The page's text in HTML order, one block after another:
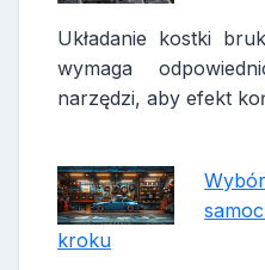
Układanie kostki
wymaga
narzędzi, aby efekt
kroku